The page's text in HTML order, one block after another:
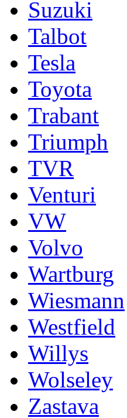
Suzuki
Talbot
Tesla
Toyota
Trabant
Triumph
TVR
Venturi
VW
Volvo
Wartburg
Wiesmann
Westfield
Willys
Wolseley
Zastava